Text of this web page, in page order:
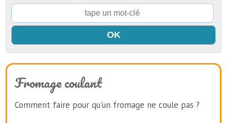
Fromage coulant
Comment faire pour qu'un fromage ne coule pas ?